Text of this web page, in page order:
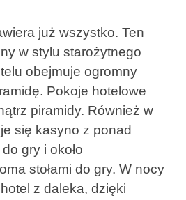
już wszystko. Ten
w stylu starożytnego
obejmuje ogromny
Pokoje hotelowe
piramidy. Również w
się kasyno z ponad
gry i około
stołami do gry. W nocy
z daleka, dzięki